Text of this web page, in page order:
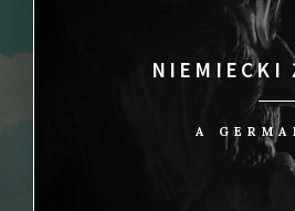
NIEMIECKI
A